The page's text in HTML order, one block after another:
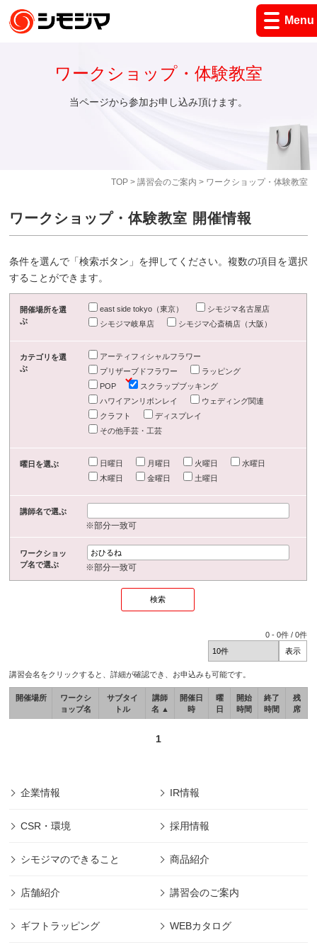
Menu
TOP> 講習会のご案内 > ワークショップ・体験教室
ワークショップ・体験教室
当ページから参加お申し込み頂けます。
ワークショップ・体験教室 開催情報
条件を選んで「検索ボタン」を押してください。複数の項目を選択
することができます。
開催場所を選
ぶ
east side tokyo（東京）
シモジマ名古屋店
シモジマ岐阜店
シモジマ心斎橋店（大阪）
カテゴリを選
ぶ
アーティフィシャルフラワー
プリザーブドフラワー
ラッピング
POP
スクラップブッキング
ハワイアンリボンレイ
ウェディング関連
クラフト
ディスプレイ
その他手芸・工芸
曜日を選ぶ 日曜日 月曜日 火曜日
水曜日
木曜日
金曜日 土曜日
講師名で選ぶ
※部分一致可
ワークショッ
プ名で選ぶ
※部分一致可
0 -0件 /0件
講習会名をクリックすると、詳細が確認でき、お申込みも可能です。
開催場所
ワークシ
ョップ名
サブタイ
トル
講師
名 ▲
開催日
時
曜
日
開始
時間
終了
時間
残
席
1
企業情報 IR情報
CSR・環境 採用情報
シモジマのできること 商品紹介
店舗紹介 講習会のご案内
ギフトラッピング WEBカタログ